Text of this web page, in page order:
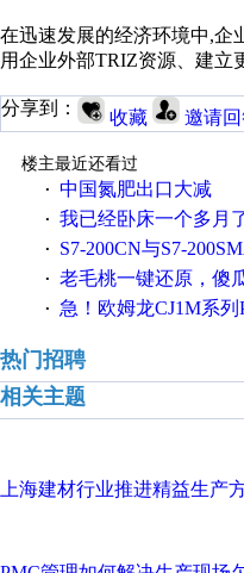
在迅速发展的经济环境中,企
用企业外部TRIZ资源、建立
分享到： 收藏 邀请
楼主最近还看过
· 中国氮肥出口大减
· 我已经卧床一个多月了，是出去安装机械手在高速遭遇车祸
· S7-200CN与S7-
· 老毛桃一键还原，傻瓜式操作一键轻松备份还原；程序为向导式安装，
· 急！欧姆龙CJ1M系列PLC,如何用时间控制变频器。要求时间在组态
热门招聘
相关主题
上海建材行业推进精益生产